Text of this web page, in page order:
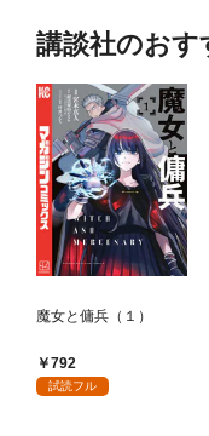
講談社のおす
魔女と傭兵（１）
792
試読フル